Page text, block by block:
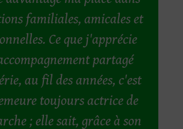
familiales, amicales et
Ce que j'apprécie
partagé
au fil des années, c'est
toujours actrice de
; elle sait, grâce à son